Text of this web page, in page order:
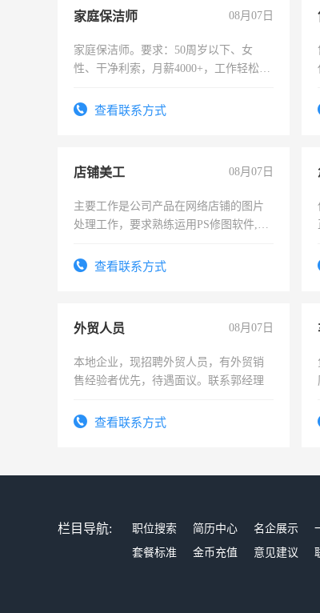
家庭保洁师 08月07日
家庭保洁师。要求：50周岁以下、女
性、干净利索，月薪4000+，工作轻松，
太太等。查看联系方式
店铺美工 08月07日
主要工作是公司产品在网络店铺的图片
处理工作，要求熟练运用PS修图软件,工
查看联系方式
外贸人员 08月07日
本地企业，现招聘外贸人员，有外贸销
售经验者优先，待遇面议。联系郭经理
查看联系方式
栏目导航: 职位搜索 简历中心 名企展示
套餐标准
金币充值 意见建议